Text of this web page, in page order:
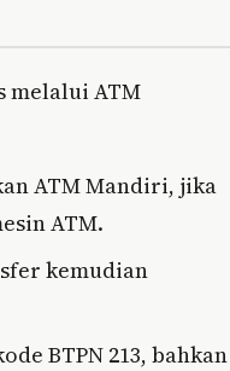
melalui ATM
ATM Mandiri, jika
ATM.
kemudian
BTPN 213, bahkan